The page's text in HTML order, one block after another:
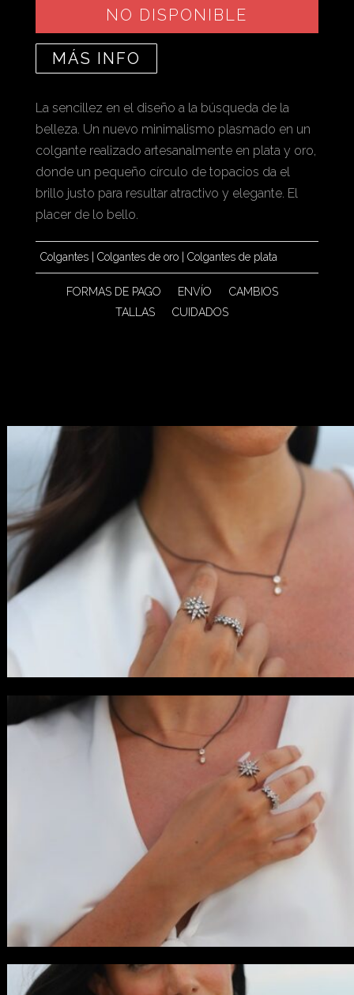
NO DISPONIBLE
MÁS INFO
La sencillez en el diseño a la búsqueda de la
belleza. Un nuevo minimalismo plasmado en un
colgante realizado artesanalmente en plata y oro,
donde un pequeño círculo de topacios da el
brillo justo para resultar atractivo y elegante. El
placer de lo bello.
Colgantes| Colgantes de oro| Colgantes de plata
FORMAS DE PAGO ENVÍO
CAMBIOS
TALLAS
CUIDADOS